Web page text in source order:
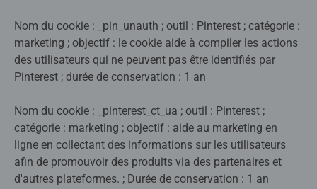
Nom du cookie : _pin_unauth ; outil : Pinterest ; catégorie :
marketing ; objectif : le cookie aide à compiler les actions
des utilisateurs qui ne peuvent pas être identifiés par
Pinterest ; durée de conservation : 1 an
Nom du cookie : _pinterest_ct_ua ; outil : Pinterest ;
catégorie : marketing ; objectif : aide au marketing en
ligne en collectant des informations sur les utilisateurs
afin de promouvoir des produits via des partenaires et
d'autres plateformes. ; Durée de conservation : 1 an